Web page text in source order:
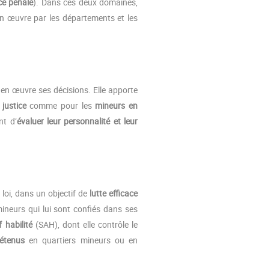
œuvre par les départements et les
œuvre ses décisions. Elle apporte
comme pour les mineurs en
d’évaluer leur personnalité et leur
dans un objectif de lutte efficace
qui lui sont confiés dans ses
habilité (SAH), dont elle contrôle le
en quartiers mineurs ou en